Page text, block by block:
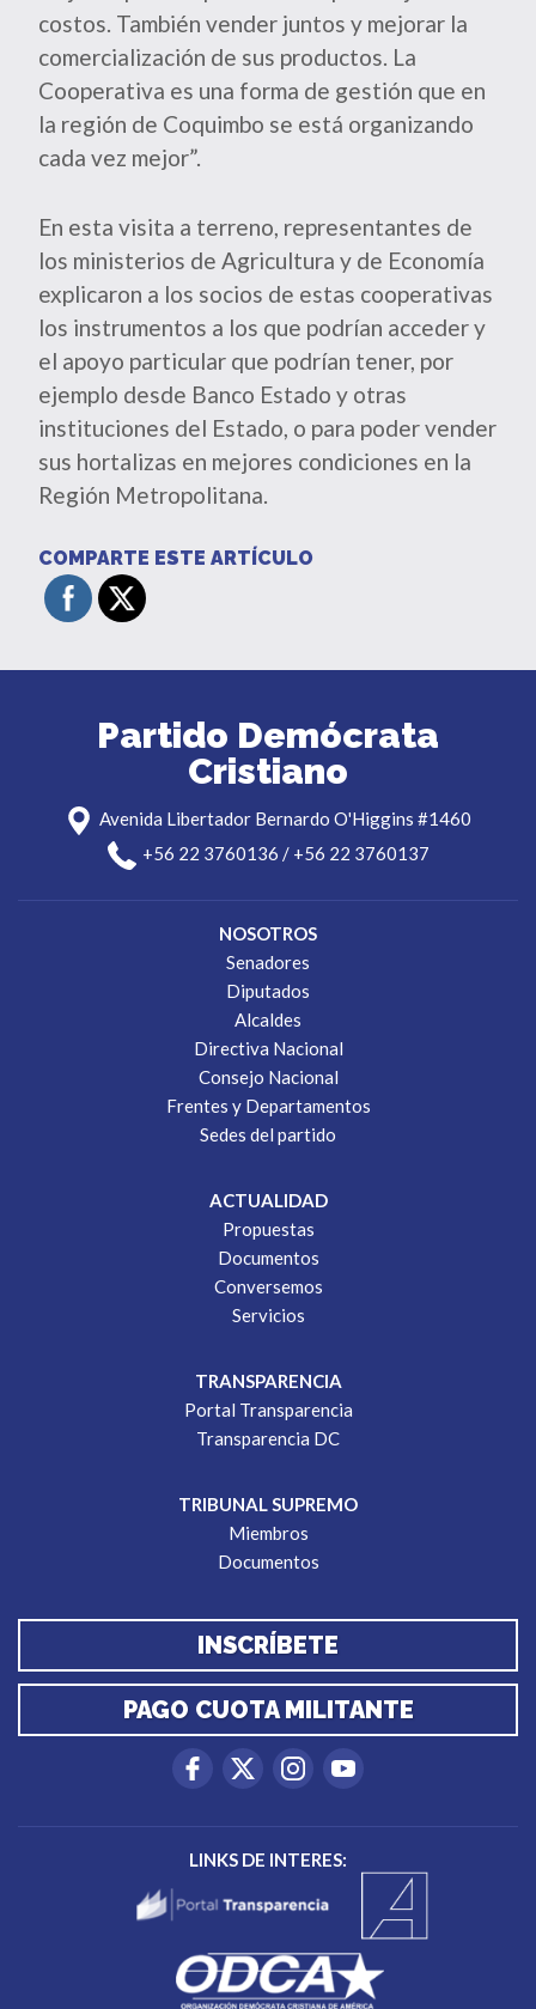
costos. También vender juntos y mejorar la
comercialización de sus productos. La
Cooperativa es una forma de gestión que en
la región de Coquimbo se está organizando
cada vez mejor”.
En esta visita a terreno, representantes de
los ministerios de Agricultura y de Economía
explicaron a los socios de estas cooperativas
los instrumentos a los que podrían acceder y
el apoyo particular que podrían tener, por
ejemplo desde Banco Estado y otras
instituciones del Estado, o para poder vender
sus hortalizas en mejores condiciones en la
Región Metropolitana.
COMPARTE ESTE ARTÍCULO
Partido Demócrata
Cristiano
Avenida Libertador Bernardo O'Higgins #1460
+56 22 3760136 / +56 22 3760137
NOSOTROS
Senadores
Diputados
Alcaldes
Directiva Nacional
Consejo Nacional
Frentes y Departamentos
Sedes del partido
ACTUALIDAD
Propuestas
Documentos
Conversemos
Servicios
TRANSPARENCIA
Portal Transparencia
Transparencia DC
TRIBUNAL SUPREMO
Miembros
Documentos
INSCRÍBETE
PAGO CUOTA MILITANTE
LINKS DE INTERES: